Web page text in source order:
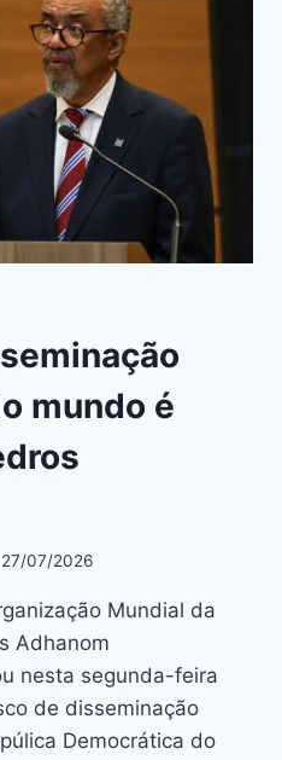
mundo é
27/07/2026
Mundial da
Adhanom
nesta segunda-feira
de disseminação
Democrática do